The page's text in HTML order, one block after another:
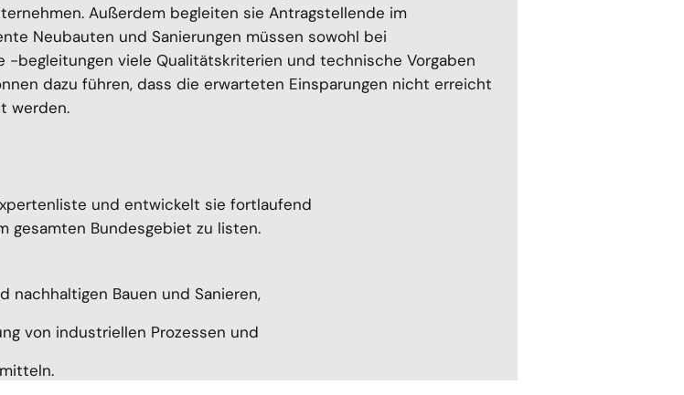
Außerdem begleiten sie Antragstellende im
Neubauten und Sanierungen müssen sowohl bei
-begleitungen viele Qualitätskriterien und technische Vorgaben
dazu führen, dass die erwarteten Einsparungen nicht erreicht
werden.
und entwickelt sie fortlaufend
gesamten Bundesgebiet zu listen.
Bauen und Sanieren,
von industriellen Prozessen und